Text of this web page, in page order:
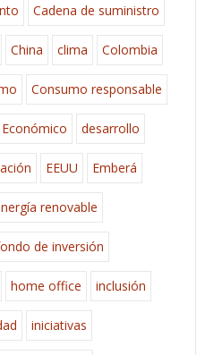
Cadena de suministro
China clima Colombia
Consumo responsable
desarrollo
EEUU Emberá
renovable
de inversión
home office inclusión
iniciativas